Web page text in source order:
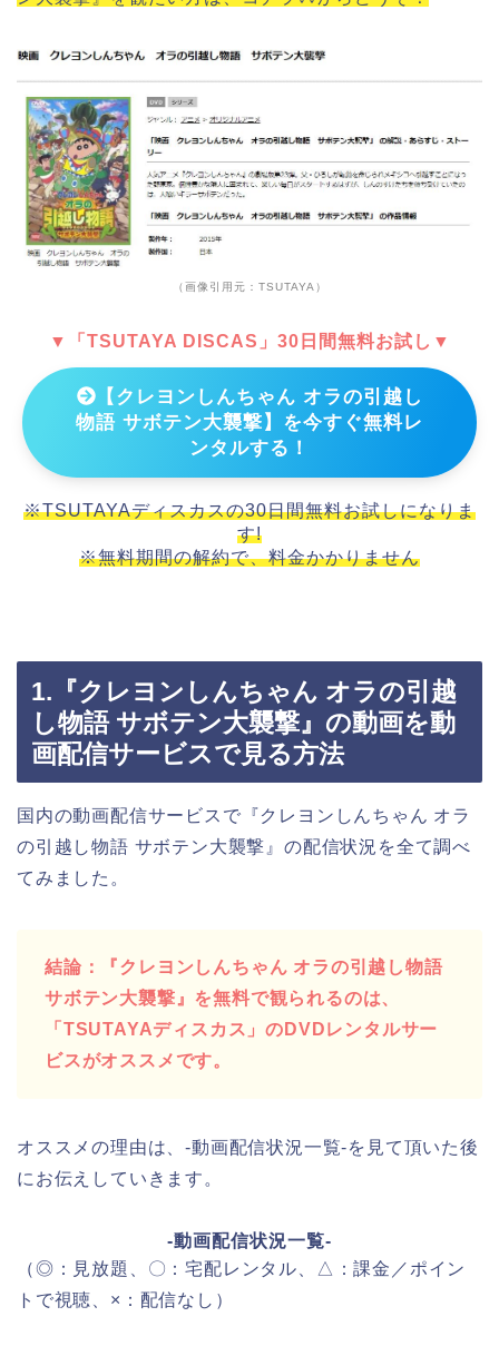
（画像引用元：TSUTAYA）
▼「TSUTAYA DISCAS」30日間無料お試し▼
【クレヨンしんちゃん オラの引越し
物語 サボテン大襲撃】を今すぐ無料レ
ンタルする！
※TSUTAYAディスカスの30日間無料お試しになりま
す!
※無料期間の解約で、料金かかりません
1.『クレヨンしんちゃん オラの引越
し物語 サボテン大襲撃』の動画を動
画配信サービスで見る方法
国内の動画配信サービスで『クレヨンしんちゃん オラ
の引越し物語 サボテン大襲撃』の配信状況を全て調べ
てみました。
結論：『クレヨンしんちゃん オラの引越し物語
サボテン大襲撃』を無料で観られるのは、
「TSUTAYAディスカス」のDVDレンタルサー
ビスがオススメです。
オススメの理由は、-動画配信状況一覧-を見て頂いた後
にお伝えしていきます。
-動画配信状況一覧-
（◎：見放題、〇：宅配レンタル、△：課金／ポイン
トで視聴、×：配信なし）